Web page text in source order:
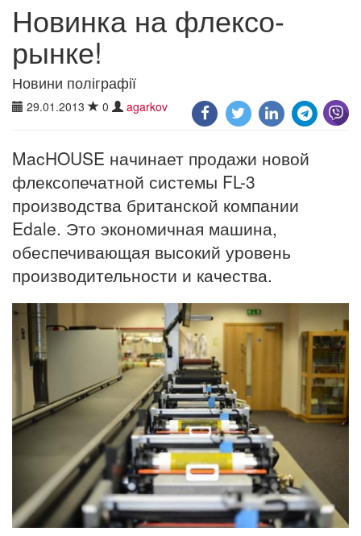
Новинка на флексо-
рынке!
Новини поліграфії
29.01.2013 0 agarkov
MacHOUSE начинает продажи новой
флексопечатной системы FL-3
производства британской компании
Edale. Это экономичная машина,
обеспечивающая высокий уровень
производительности и качества.